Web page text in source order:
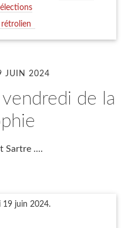
élections
JUIN 2024
Sartre ....
19 juin 2024.